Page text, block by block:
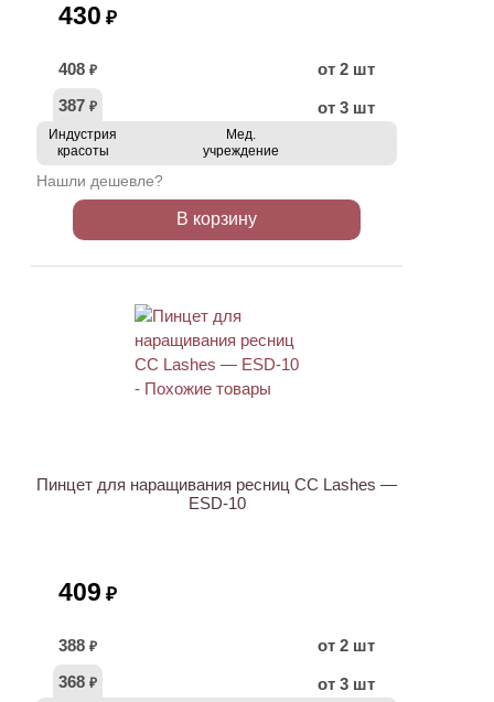
430 ₽
408 ₽
от 2 шт
387 ₽ от 3 шт
Индустрия
красоты
Мед.
учреждение
Нашли дешевле?
В корзину
Пинцет для наращивания ресниц CC Lashes —
ESD-10
409 ₽
388 ₽
от 2 шт
368 ₽ от 3 шт